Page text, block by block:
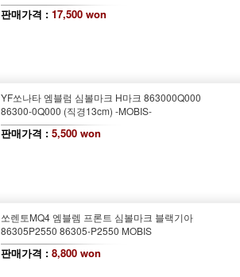
판매가격 : 17,500 won
YF쏘나타 엠블럼 심볼마크 H마크 863000Q000
86300-0Q000 (직경13cm) -MOBIS-
판매가격 : 5,500 won
쏘렌토MQ4 엠블렘 프론트 심볼마크 블랙기아
86305P2550 86305-P2550 MOBIS
판매가격 : 8,800 won